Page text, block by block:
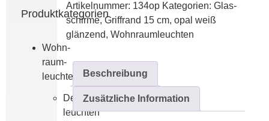
Produktkategorien
Wohn­
raum­
leuchten
Decken­
leuchten
Menge
Artikelnummer: 134op Kategorien: Glas­­
schirme,Griff­rand 15 cm, opal weiß
glänzend, Wohn­raum­leuchten
Beschreibung
Zusätzliche Information